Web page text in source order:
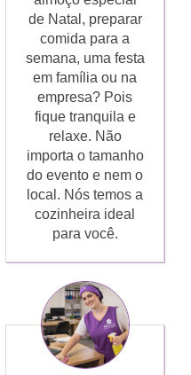
de Natal, preparar
comida para a
semana, uma festa
em família ou na
empresa? Pois
fique tranquila e
relaxe. Não
importa o tamanho
do evento e nem o
local. Nós temos a
cozinheira ideal
para você.